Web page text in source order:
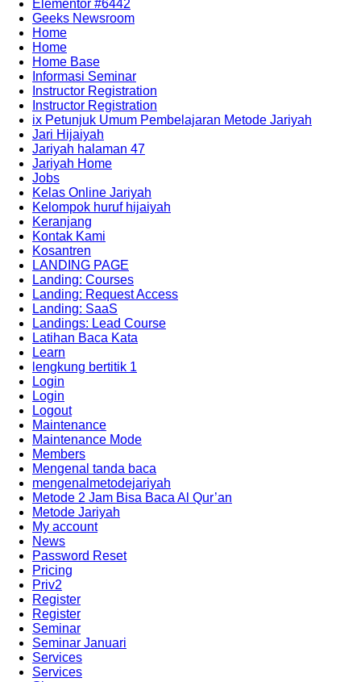
Elementor #6442
Geeks Newsroom
Home
Home
Home Base
Informasi Seminar
Instructor Registration
Instructor Registration
ix Petunjuk Umum Pembelajaran Metode Jariyah
Jari Hijaiyah
Jariyah halaman 47
Jariyah Home
Jobs
Kelas Online Jariyah
Kelompok huruf hijaiyah
Keranjang
Kontak Kami
Kosantren
LANDING PAGE
Landing: Courses
Landing: Request Access
Landing: SaaS
Landings: Lead Course
Latihan Baca Kata
Learn
lengkung bertitik 1
Login
Login
Logout
Maintenance
Maintenance Mode
Members
Mengenal tanda baca
mengenalmetodejariyah
Metode 2 Jam Bisa Baca Al Qur’an
Metode Jariyah
My account
News
Password Reset
Pricing
Priv2
Register
Register
Seminar
Seminar Januari
Services
Services